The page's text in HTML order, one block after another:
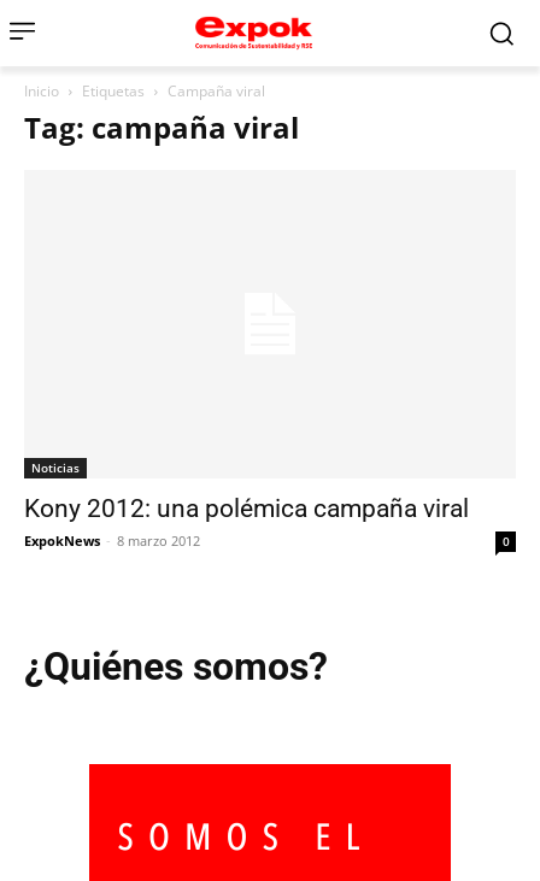
Inicio Etiquetas Campaña viral
Tag: campaña viral
Noticias
Kony 2012: una polémica campaña viral
ExpokNews - 8 marzo 2012 0
¿Quiénes somos?